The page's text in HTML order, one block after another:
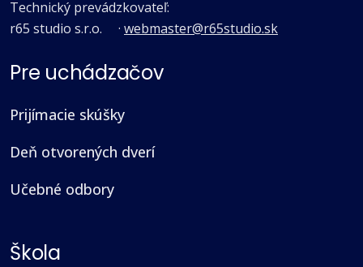
Technický prevádzkovateľ:
r65 studio s.r.o.
· webmaster@r65studio.sk
Pre uchádzačov
Prijímacie skúšky
Deň otvorených dverí
Učebné odbory
Škola